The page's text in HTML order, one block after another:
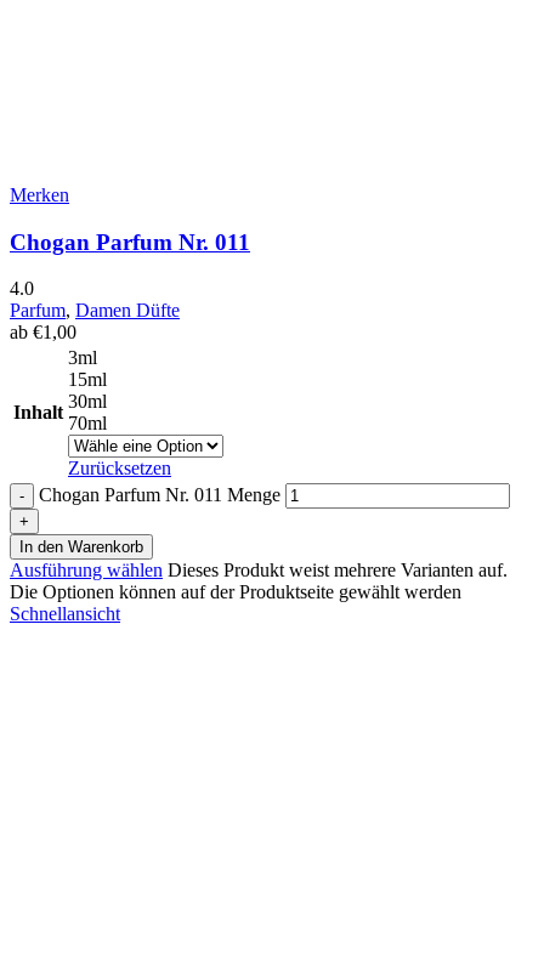
Merken
Chogan Parfum Nr. 011
4.0
Parfum, Damen Düfte
ab €1,00
Inhalt
3ml
15ml
30ml
70ml
Zurücksetzen
Chogan Parfum Nr. 011 Menge
In den Warenkorb
Ausführung wählen Dieses Produkt weist mehrere Varianten auf.
Die Optionen können auf der Produktseite gewählt werden
Schnellansicht